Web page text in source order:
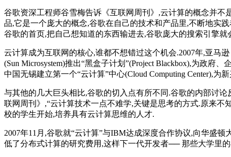
谷歌资深工程师谷雪梅告诉《互联网周刊》,云计算的概念并不
品,它是一个庞大的概念,谷歌在自己的技术和产品里,不断地实
谷歌的首页,把自己想知道的东西输进去,谷歌庞大的搜索引擎
云计算成为互联网的核心,谁都不想错过这个机会.2007年,亚马
(Sun Microsystem)推出“黑盒子计划”(Project Blackbox),为政府
中国无锡建立第一个“云计算”中心(Cloud Computing Center),为
与其他的几大巨头相比,谷歌的切入点有所不同.谷歌的内部讨
联网周刊》,“云计算技术一点不难学,关键是思考的方式.原来
校的学生开始,培养具有云计算思维的人才.
2007年11月,谷歌就“云计算”与IBM达成深度合作协议,向华盛
低了分布式计算的研究费用,这样下一代开发者── 那些大学里